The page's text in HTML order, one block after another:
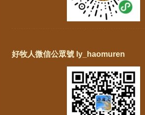
好牧人微信公眾號 ly_haomuren